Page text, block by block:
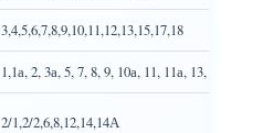
3,4,5,6,7,8,9,10,11,12,13,15,17,18
1,1а, 2, 3а, 5, 7, 8, 9, 10а, 11, 11а, 13, 13а, 15,
2/1,2/2,6,8,12,14,14А